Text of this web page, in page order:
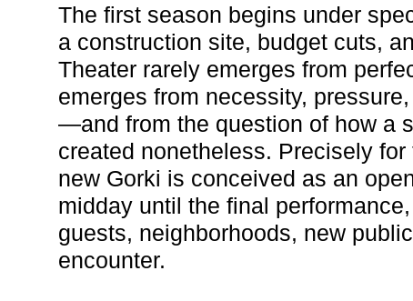
The first season begins under
a construction site, budget cuts,
Theater rarely emerges from
emerges from necessity,
—and from the question of how a
created nonetheless. Precisely
new Gorki is conceived as an
midday until the final
guests, neighborhoods, new
encounter.